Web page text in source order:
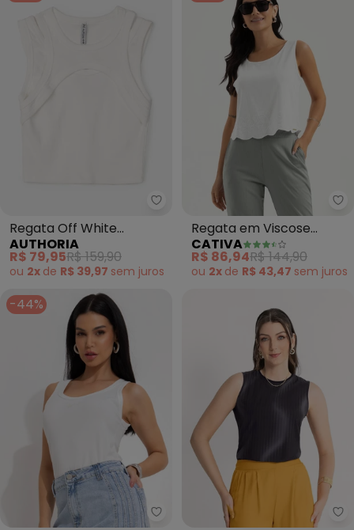
Authoria - Regata Off White
Regata Off White
Assimétrica (Off White)
AUTHORIA
R$ 79,95R$ 159,90
ou 2x de R$ 39,97 sem juros
Regata em Viscose
(Branco )
CATIVA
R$ 86,94R$ 144,90
ou 2x de R$ 43,47 sem juros
-44%
Forum Adidas - Regata (Off